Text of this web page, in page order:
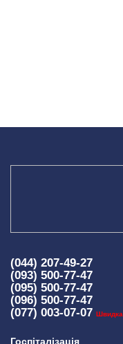
(044) 207-49-27
(093) 500-77-47
(095) 500-77-47
(096) 500-77-47
(077) 003-07-07 Швидка
Госпіталізація